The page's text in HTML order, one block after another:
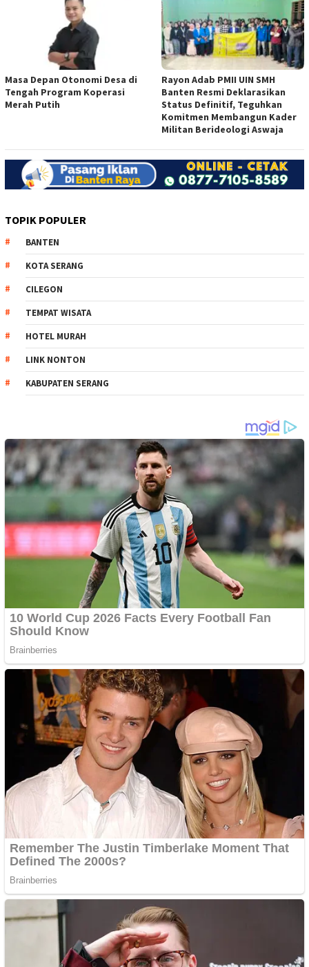
Masa Depan Otonomi Desa di
Tengah Program Koperasi
Merah Putih
Rayon Adab PMII UIN SMH
Banten Resmi Deklarasikan
Status Definitif, Teguhkan
Komitmen Membangun Kader
Militan Berideologi Aswaja
TOPIK POPULER
BANTEN
KOTA SERANG
CILEGON
TEMPAT WISATA
HOTEL MURAH
LINK NONTON
KABUPATEN SERANG